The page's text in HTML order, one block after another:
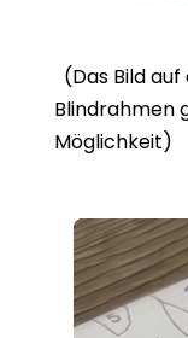
(Das Bild
Blindrahmen
Möglichkeit)